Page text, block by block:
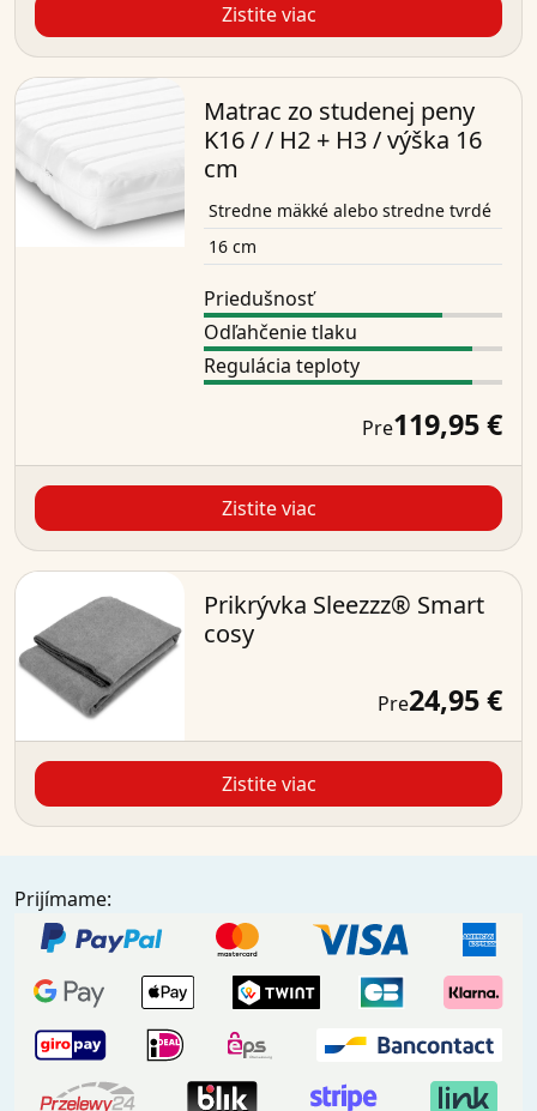
Zistite viac
Matrac zo studenej peny
K16 / / H2 + H3 / výška 16
cm
Stredne mäkké alebo stredne tvrdé
16 cm
Priedušnosť
Odľahčenie tlaku
Regulácia teploty
Pre119,95 €
Zistite viac
Prikrývka Sleezzz® Smart
cosy
Pre24,95 €
Zistite viac
Prijímame: